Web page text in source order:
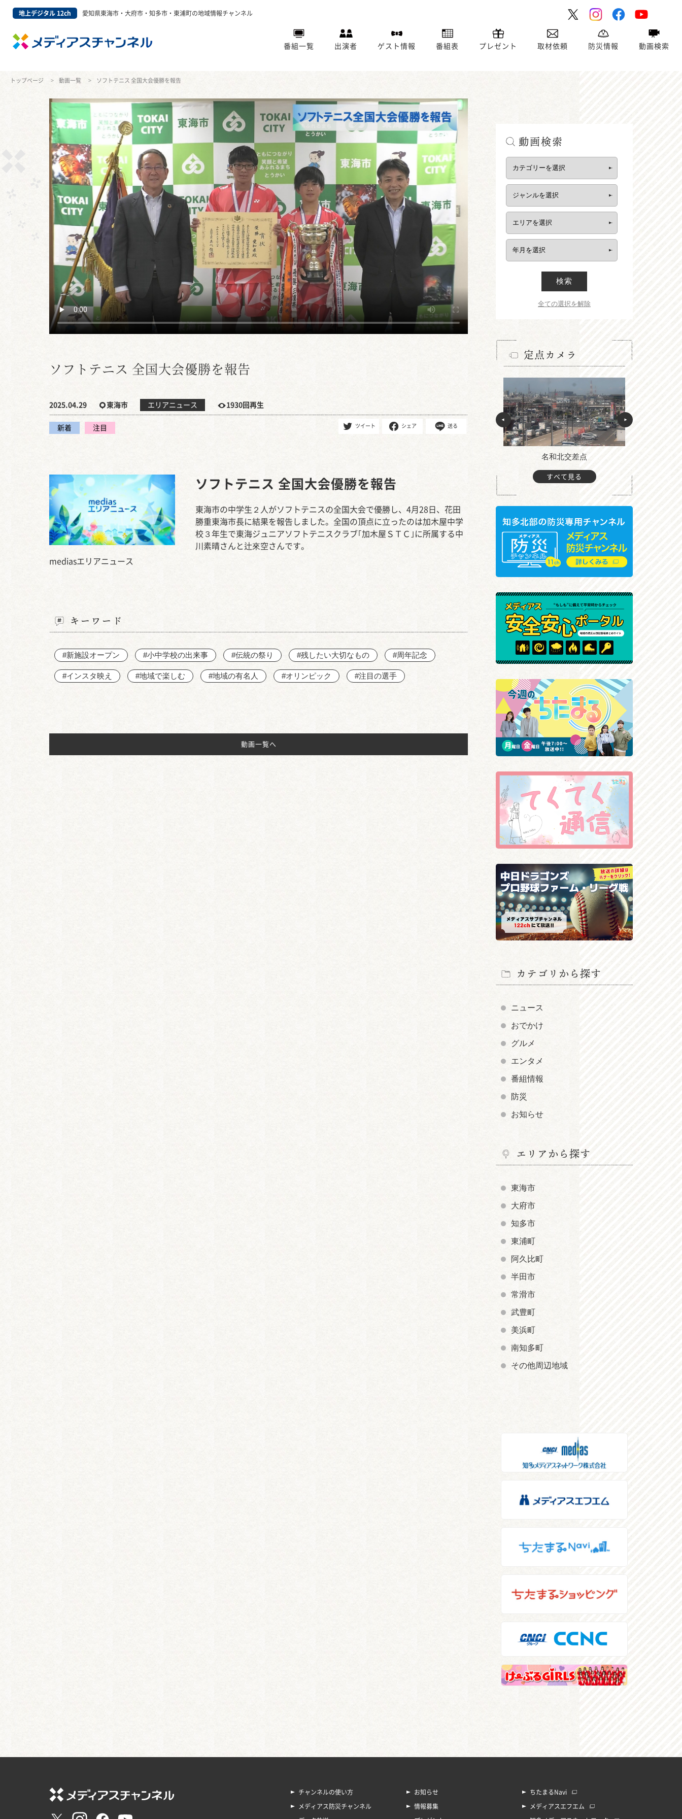
地上デジタル 12ch 愛知県東海市・大府市・知多市・東浦町の地域情報チャンネル
番組一覧 出演者 ゲスト情報 番組表 プレゼント 取材依頼 防災情報 動画検索
トップページ 動画一覧 ソフトテニス 全国大会優勝を報告
ソフトテニス 全国大会優勝を報告
2025.04.29 東海市 エリアニュース 1930回再生
新着 注目 ツイート シェア 送る
mediasエリアニュース
ソフトテニス 全国大会優勝を報告
東海市の中学生２人がソフトテニスの全国大会で優勝し、4月28日、花田
勝重東海市長に結果を報告しました。全国の頂点に立ったのは加木屋中学
校３年生で東海ジュニアソフトテニスクラブ｢加木屋ＳＴＣ｣に所属する中
川素晴さんと辻來空さんです。
キーワード
#新施設オープン #小中学校の出来事 #伝統の祭り #残したい大切なもの #周年記念
#インスタ映え #地域で楽しむ #地域の有名人 #オリンピック #注目の選手
動画一覧へ
動画検索
検索
全ての選択を解除
定点カメラ
名和北交差点
すべて見る
カテゴリから探す
ニュース
おでかけ
グルメ
エンタメ
番組情報
防災
お知らせ
エリアから探す
東海市
大府市
知多市
東浦町
阿久比町
半田市
常滑市
武豊町
美浜町
南知多町
その他周辺地域
チャンネルの使い方
メディアス防災チャンネル
お知らせ
情報募集
ちたまるNavi
メディアスエフエム